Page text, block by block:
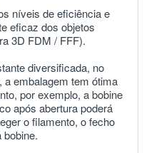
níveis de eficiência e
eficaz dos objetos
3D FDM / FFF).
diversificada, no
a embalagem tem ótima
por exemplo, a bobine
após abertura poderá
o filamento, o fecho